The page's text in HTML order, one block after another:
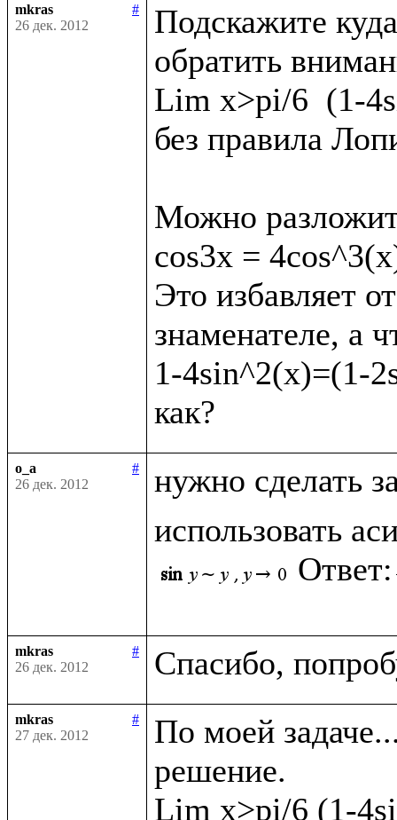
mkras
#
26 дек. 2012
Подскажите
обратить
Lim x>pi/6  (1-
без правила
Можно
cos3x =
Это избавляет
знаменателе, а
1-4sin^2(x)=(1-
o_a
#
26 дек. 2012
нужно сделать
использовать
Ответ:
mkras
#
26 дек. 2012
mkras
#
27 дек. 2012
По моей
решение.
Lim x>pi/6 (1-